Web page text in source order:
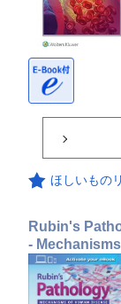
ほしいもの
Rubin's
-